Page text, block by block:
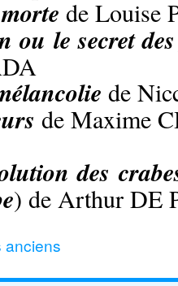
de Louise
ou le secret
de
de Maxime
des
) de Arthur DE
anciens